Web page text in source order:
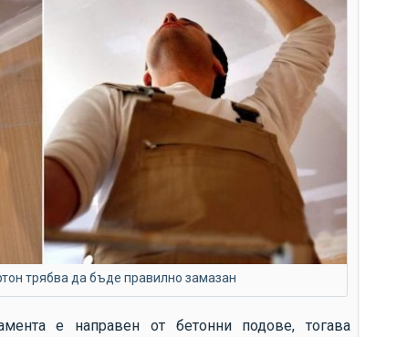
трябва да бъде правилно замазан
е направен от бетонни подове, тогава